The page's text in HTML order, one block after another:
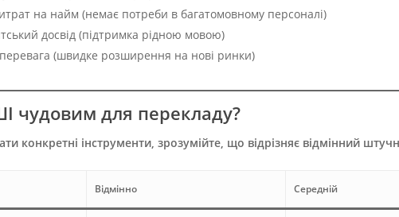
на найм (немає потреби в багатомовному персоналі)
досвід (підтримка рідною мовою)
(швидке розширення на нові ринки)
чудовим для перекладу?
конкретні інструменти, зрозумійте, що відрізняє відмінний
Відмінно Середній